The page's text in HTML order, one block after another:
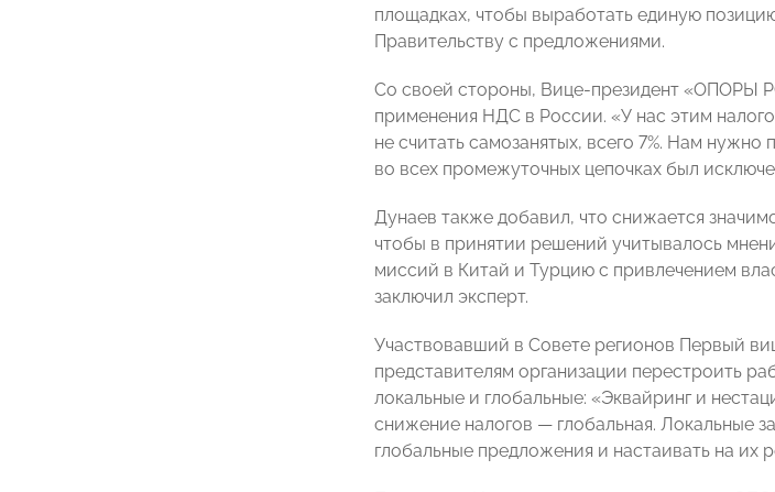
площадках, чтобы выработать единую
Правительству с предложениями.
Со своей стороны, Вице-президент «ОПОРЫ
применения НДС в России. «У нас этим
не считать самозанятых, всего 7%. Нам
во всех промежуточных цепочках был
Дунаев также добавил, что снижается
чтобы в принятии решений учитывалось
миссий в Китай и Турцию с привлечением
заключил эксперт.
Участвовавший в Совете регионов Первый
представителям организации перестроить
локальные и глобальные: «Эквайринг и
снижение налогов — глобальная. Локальные
глобальные предложения и настаивать на их